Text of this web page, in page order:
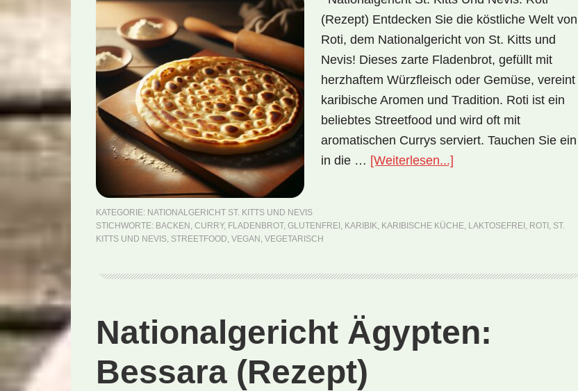
(Rezept) Entdecken Sie die köstliche Welt von
Roti, dem Nationalgericht von St. Kitts und
Nevis! Dieses zarte Fladenbrot, gefüllt mit
herzhaftem Würzfleisch oder Gemüse, vereint
karibische Aromen und Tradition. Roti ist ein
beliebtes Streetfood und wird oft mit
aromatischen Currys serviert. Tauchen Sie ein
in die … [Weiterlesen...]
und
(Rezept)
KATEGORIE: NATIONALGERICHT ST. KITTS UND NEVIS
STICHWORTE: BACKEN , CURRY, FLADENBROT, GLUTENFREI , KARIBIK, KARIBISCHE KÜCHE, LAKTOSEFREI , ROTI , ST.
KITTS UND NEVIS, STREETFOOD, VEGAN , VEGETARISCH
Nationalgericht Ägypten:
Bessara (Rezept)